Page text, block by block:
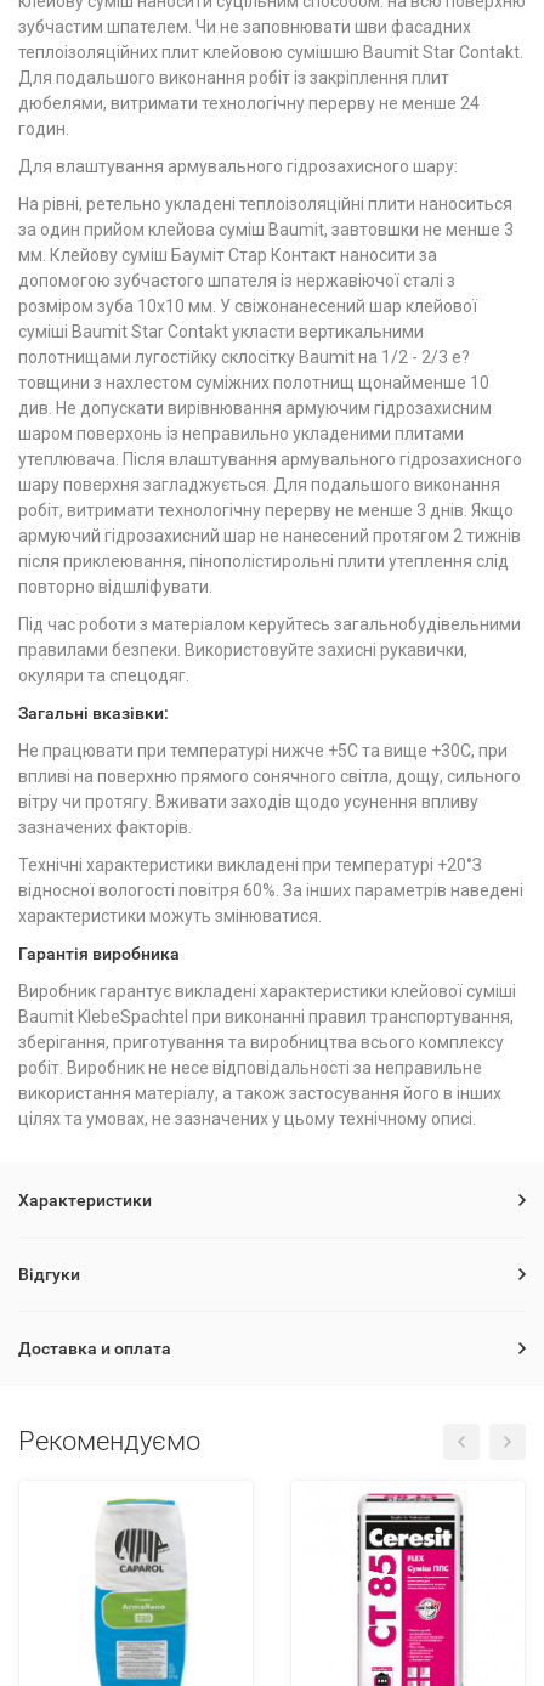
зубчастим шпателем. Чи не заповнювати шви фасадних
теплоізоляційних плит клейовою сумішшю Baumit Star Contakt.
Для подальшого виконання робіт із закріплення плит
дюбелями, витримати технологічну перерву не менше 24
годин.
Для влаштування армувального гідрозахисного шару:
На рівні, ретельно укладені теплоізоляційні плити наноситься
за один прийом клейова суміш Baumit, завтовшки не менше 3
мм. Клейову суміш Бауміт Стар Контакт наносити за
допомогою зубчастого шпателя із нержавіючої сталі з
розміром зуба 10х10 мм. У свіжонанесений шар клейової
суміші Baumit Star Contakt укласти вертикальними
полотнищами лугостійку склосітку Baumit на 1/2 - 2/3 е?
товщини з нахлестом суміжних полотнищ щонайменше 10
див. Не допускати вирівнювання армуючим гідрозахисним
шаром поверхонь із неправильно укладеними плитами
утеплювача. Після влаштування армувального гідрозахисного
шару поверхня загладжується. Для подальшого виконання
робіт, витримати технологічну перерву не менше 3 днів. Якщо
армуючий гідрозахисний шар не нанесений протягом 2 тижнів
після приклеювання, пінополістирольні плити утеплення слід
повторно відшліфувати.
Під час роботи з матеріалом керуйтесь загальнобудівельними
правилами безпеки. Використовуйте захисні рукавички,
окуляри та спецодяг.
Загальні вказівки:
Не працювати при температурі нижче +5С та вище +30С, при
впливі на поверхню прямого сонячного світла, дощу, сильного
вітру чи протягу. Вживати заходів щодо усунення впливу
зазначених факторів.
Технічні характеристики викладені при температурі +20°З
відносної вологості повітря 60%. За інших параметрів наведені
характеристики можуть змінюватися.
Гарантія виробника
Виробник гарантує викладені характеристики клейової суміші
Baumit KlebeSpachtel при виконанні правил транспортування,
зберігання, приготування та виробництва всього комплексу
робіт. Виробник не несе відповідальності за неправильне
використання матеріалу, а також застосування його в інших
цілях та умовах, не зазначених у цьому технічному описі.
Характеристики
Відгуки
Доставка и оплата
Рекомендуємо